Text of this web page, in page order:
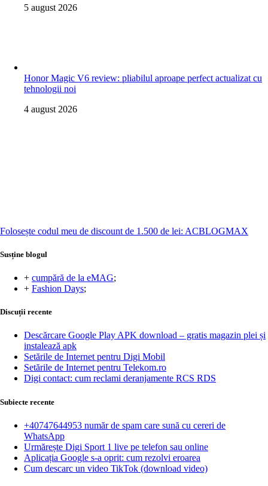
5 august 2026
Honor Magic V6 review: pliabilul aproape perfect actualizat cu
tehnologii noi
4 august 2026
Folosește codul meu de discount de 1.500 de lei: ACBLOGMAX
Susține blogul
+ cumpără de la eMAG;
+ Fashion Days;
Discuții recente
Descărcare Google Play APK download – gratis magazin plei și
instalează apk
Setările de Internet pentru Digi Mobil
Setările de Internet pentru Telekom.ro
Digi contact: cum reclami deranjamente RCS RDS
Subiecte recente
+40747644953 număr de spam care sună cu cereri de
WhatsApp
Urmărește Digi Sport 1 live pe telefon sau online
Aplicația Google s-a oprit: cum rezolvi eroarea
Cum descarc un video TikTok (download video)